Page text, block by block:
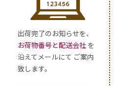
出荷完了のお知らせを、
お荷物番号と配送会社 を
沿えてメールにて ご案内
致します。